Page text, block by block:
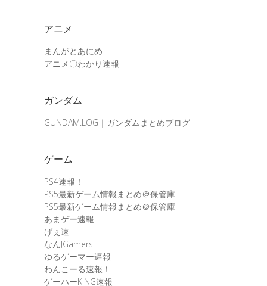
アニメ
まんがとあにめ
アニメ〇わかり速報
ガンダム
GUNDAM.LOG｜ガンダムまとめブログ
ゲーム
PS4速報！
PS5最新ゲーム情報まとめ＠保管庫
PS5最新ゲーム情報まとめ＠保管庫
あまゲー速報
げぇ速
なんJGamers
ゆるゲーマー遅報
わんこーる速報！
ゲーハーKING速報